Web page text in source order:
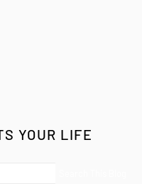
YOUR LIFE